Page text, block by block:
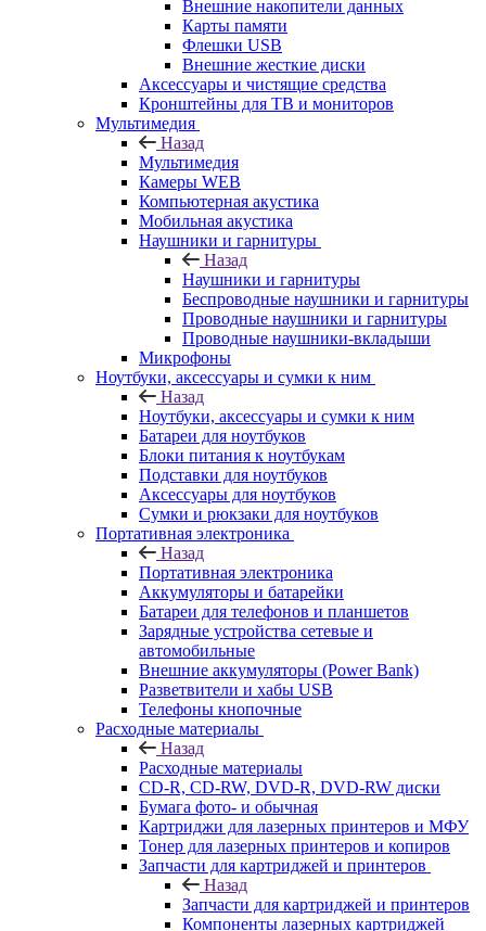
Внешние накопители данных
Карты памяти
Флешки USB
Внешние жесткие диски
Аксессуары и чистящие средства
Кронштейны для ТВ и мониторов
Мультимедия
Назад
Мультимедия
Камеры WEB
Компьютерная акустика
Мобильная акустика
Наушники и гарнитуры
Назад
Наушники и гарнитуры
Беспроводные наушники и гарнитуры
Проводные наушники и гарнитуры
Проводные наушники-вкладыши
Микрофоны
Ноутбуки, аксессуары и сумки к ним
Назад
Ноутбуки, аксессуары и сумки к ним
Батареи для ноутбуков
Блоки питания к ноутбукам
Подставки для ноутбуков
Аксессуары для ноутбуков
Сумки и рюкзаки для ноутбуков
Портативная электроника
Назад
Портативная электроника
Аккумуляторы и батарейки
Батареи для телефонов и планшетов
Зарядные устройства сетевые и
автомобильные
Внешние аккумуляторы (Power Bank)
Разветвители и хабы USB
Телефоны кнопочные
Расходные материалы
Назад
Расходные материалы
CD-R, CD-RW, DVD-R, DVD-RW диски
Бумага фото- и обычная
Картриджи для лазерных принтеров и МФУ
Тонер для лазерных принтеров и копиров
Запчасти для картриджей и принтеров
Назад
Запчасти для картриджей и принтеров
Компоненты лазерных картриджей